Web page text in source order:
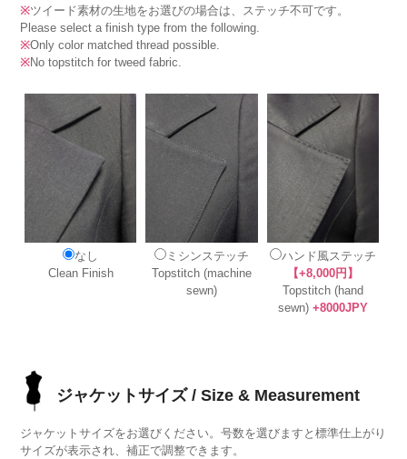
※ツイード素材の生地をお選びの場合は、ステッチ不可です。
Please select a finish type from the following.
※Only color matched thread possible.
※No topstitch for tweed fabric.
なし
Clean Finish
ミシンステッチ
Topstitch (machine
sewn)
ハンド風ステッチ
【+8,000円】
Topstitch (hand
sewn) +8000JPY
ジャケットサイズ / Size & Measurement
ジャケットサイズをお選びください。号数を選びますと標準仕上がり
サイズが表示され、補正で調整できます。